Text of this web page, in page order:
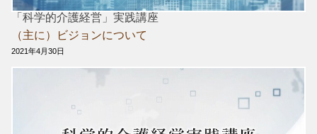
「科学的介護経営」実践講座
（主に）ビジョンについて
2021年4月30日